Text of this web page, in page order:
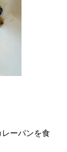
ーパンを食